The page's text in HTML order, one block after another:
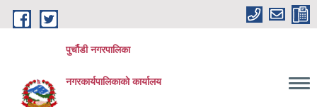
Skip to main content
पुर्चौडी नगरपालिका
नगरकार्यपालिकाकाे कार्यालय